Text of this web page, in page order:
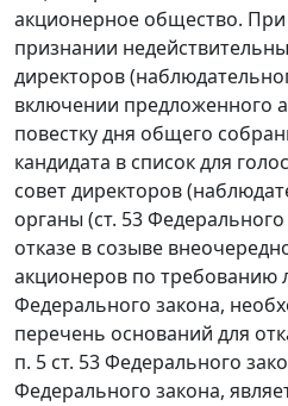
акционерное общество.
признании
директоров
включении предложенного
повестку дня общего
кандидата в список для
совет директоров
органы (ст. 53Федерального
отказе в созыве
акционеров по требованию
Федерального закона,
перечень оснований для
п. 5 ст. 53Федерального
Федерального закона,